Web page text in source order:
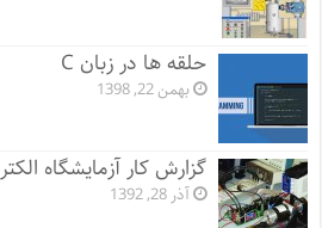
حلقه ها در زبان C
بهمن 22, 1398
گزارش کار آزمایشگاه
آذر 28, 1392